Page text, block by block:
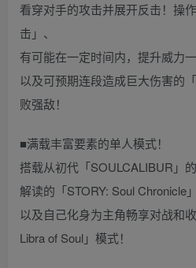
看穿对手的攻击并展开反击！操
击」、
有可能在一定时间内，提升威力
以及可预期连段造成巨大伤害的
败强敌！
■满载丰富要素的单人模式！
搭载从初代「SOULCALIBUR」
解读的「STORY: Soul Chronicle」
以及自己化身为主角畅享对战和
Libra of Soul」模式！